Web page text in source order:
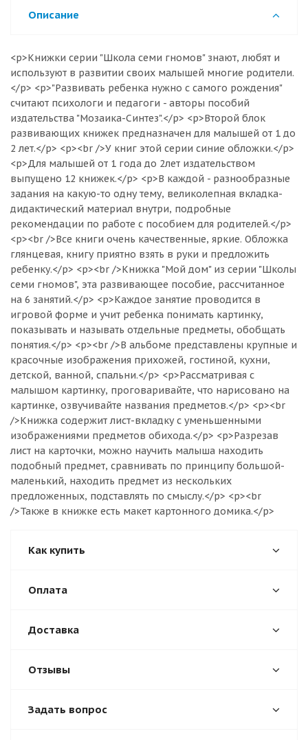
Описание
<p>Книжки серии "Школа семи гномов" знают, любят и
используют в развитии своих малышей многие родители.
</p> <p>"Развивать ребенка нужно с самого рождения"
считают психологи и педагоги - авторы пособий
издательства "Мозаика-Синтез".</p> <p>Второй блок
развивающих книжек предназначен для малышей от 1 до
2 лет.</p> <p><br />У книг этой серии синие обложки.</p>
<p>Для малышей от 1 года до 2лет издательством
выпущено 12 книжек.</p> <p>В каждой - разнообразные
задания на какую-то одну тему, великолепная вкладка-
дидактический материал внутри, подробные
рекомендации по работе с пособием для родителей.</p>
<p><br />Все книги очень качественные, яркие. Обложка
глянцевая, книгу приятно взять в руки и предложить
ребенку.</p> <p><br />Книжка "Мой дом" из серии "Школы
семи гномов", эта развивающее пособие, рассчитанное
на 6 занятий.</p> <p>Каждое занятие проводится в
игровой форме и учит ребенка понимать картинку,
показывать и называть отдельные предметы, обобщать
понятия.</p> <p><br />В альбоме представлены крупные и
красочные изображения прихожей, гостиной, кухни,
детской, ванной, спальни.</p> <p>Рассматривая с
малышом картинку, проговаривайте, что нарисовано на
картинке, озвучивайте названия предметов.</p> <p><br
/>Книжка содержит лист-вкладку с уменьшенными
изображениями предметов обихода.</p> <p>Разрезав
лист на карточки, можно научить малыша находить
подобный предмет, сравнивать по принципу большой-
маленький, находить предмет из нескольких
предложенных, подставлять по смыслу.</p> <p><br
/>Также в книжке есть макет картонного домика.</p>
Как купить
Оплата
Доставка
Отзывы
Задать вопрос